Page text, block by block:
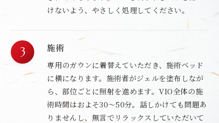
けないよう、やさしく処理してください。
施術
専用のガウンに着替えていただき、施術ベッド
に横になります。施術者がジェルを塗布しなが
ら、部位ごとに照射を進めます。VIO全体の施
術時間はおよそ30〜50分。話しかけても問題あ
りませんし、無言でリラックスしていただいて